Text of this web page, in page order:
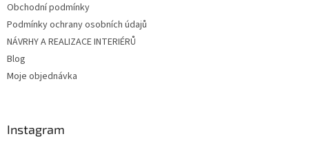
Obchodní podmínky
Podmínky ochrany osobních údajů
NÁVRHY A REALIZACE INTERIÉRŮ
Blog
Moje objednávka
Instagram